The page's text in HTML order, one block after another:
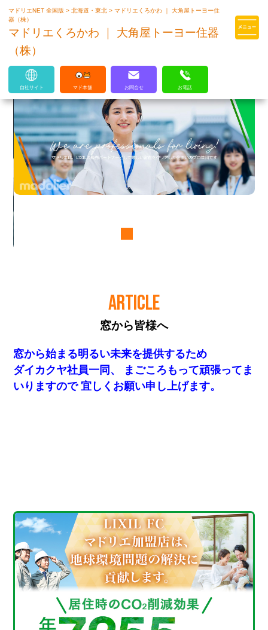
マドリエはLIXILの厳しい基準を
マドリエNET 全国版>北海道・東北>マドリエくろかわ ｜ 大角屋トーヨー住
器（株）
マドリエくろかわ ｜ 大角屋トーヨー住器
（株）
自社サイト マド本舗 お問合せ お電話
ARTICLE
窓から皆様へ